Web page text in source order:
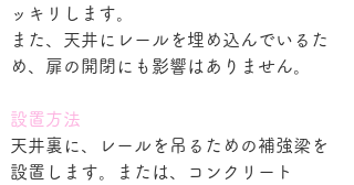
ッキリします。
また、天井にレールを埋め込んでいるた
め、扉の開閉にも影響はありません。
設置方法
天井裏に、レールを吊るための補強梁を
設置します。または、コンクリート